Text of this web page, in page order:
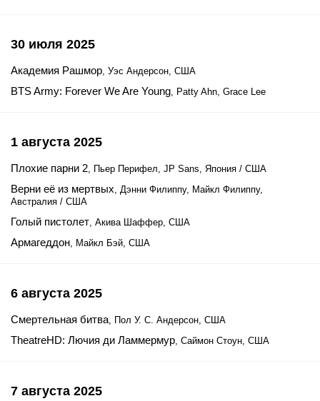
30 июля 2025
Академия Рашмор, Уэс Андерсон, США
BTS Army: Forever We Are Young, Patty Ahn, Grace Lee
1 августа 2025
Плохие парни 2, Пьер Перифел, JP Sans, Япония / США
Верни её из мертвых, Дэнни Филиппу, Майкл Филиппу,
Австралия / США
Голый пистолет, Акива Шаффер, США
Армагеддон, Майкл Бэй, США
6 августа 2025
Смертельная битва, Пол У. С. Андерсон, США
TheatreHD: Лючия ди Ламмермур, Саймон Стоун, США
7 августа 2025